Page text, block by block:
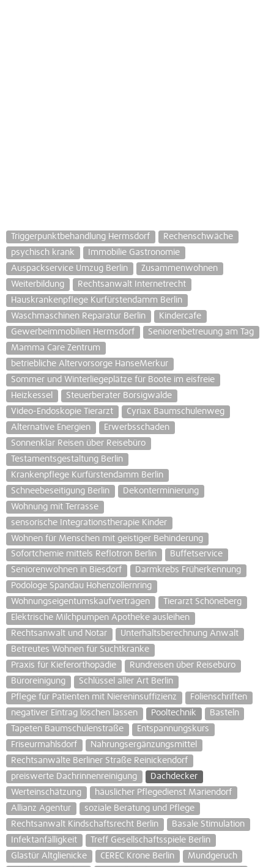
Triggerpunktbehandlung Hermsdorf
Rechenschwäche
psychisch krank
Immobilie Gastronomie
Auspackservice Umzug Berlin
Zusammenwohnen
Weiterbildung
Rechtsanwalt Internetrecht
Hauskrankenpflege Kurfürstendamm Berlin
Waschmaschinen Reparatur Berlin
Kindercafe
Gewerbeimmobilien Hermsdorf
Seniorenbetreuung am Tag
Mamma Care Zentrum
betriebliche Altervorsorge HanseMerkur
Sommer und Winterliegeplätze für Boote im eisfreie
Heizkessel
Steuerberater Borsigwalde
Video-Endoskopie Tierarzt
Cyriax Baumschulenweg
Alternative Energien
Erwerbsschaden
Sonnenklar Reisen über Reisebüro
Testamentsgestaltung Berlin
Krankenpflege Kurfürstendamm Berlin
Schneebeseitigung Berlin
Dekonterminierung
Wohnung mit Terrasse
sensorische Integrationstherapie Kinder
Wohnen für Menschen mit geistiger Behinderung
Sofortchemie mittels Reflotron Berlin
Buffetservice
Seniorenwohnen in Biesdorf
Darmkrebs Früherkennung
Podologe Spandau Hohenzollernring
Wohnungseigentumskaufverträgen
Tierarzt Schöneberg
Elektrische Milchpumpen Apotheke ausleihen
Rechtsanwalt und Notar
Unterhaltsberechnung Anwalt
Betreutes Wohnen für Suchtkranke
Praxis für Kieferorthopädie
Rundreisen über Reisebüro
Büroreinigung
Schlüssel aller Art Berlin
Pflege für Patienten mit Niereninsuffizienz
Folienschriften
negativer Eintrag löschen lassen
Pooltechnik
Basteln
Tapeten Baumschulenstraße
Entspannungskurs
Friseurmahlsdorf
Nahrungsergänzungsmittel
Rechtsanwälte Berliner Straße Reinickendorf
preiswerte Dachrinnenreinigung
Dachdecker
Werteinschätzung
häuslicher Pflegedienst Mariendorf
Allianz Agentur
soziale Beratung und Pflege
Rechtsanwalt Kindschaftsrecht Berlin
Basale Stimulation
Infektanfälligkeit
Treff Gesellschaftsspiele Berlin
Glastür Altglienicke
CEREC Krone Berlin
Mundgeruch